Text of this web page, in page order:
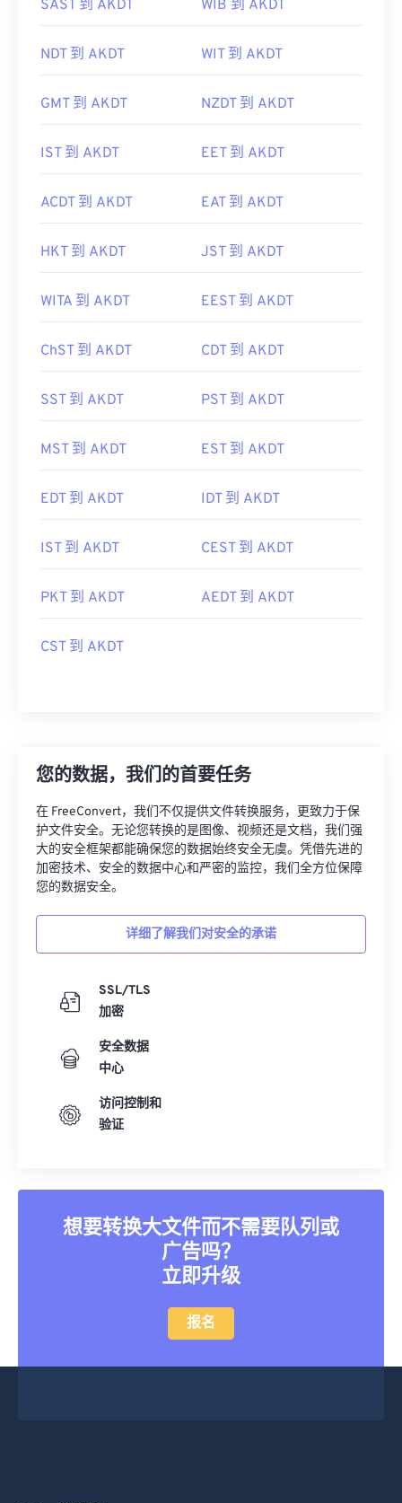
SAST 到 AKDT WIB 到 AKDT
NDT 到 AKDT WIT 到 AKDT
GMT 到 AKDT NZDT 到 AKDT
IST 到 AKDT EET 到 AKDT
ACDT 到 AKDT EAT 到 AKDT
HKT 到 AKDT JST 到 AKDT
WITA 到 AKDT EEST 到 AKDT
ChST 到 AKDT CDT 到 AKDT
SST 到 AKDT PST 到 AKDT
MST 到 AKDT EST 到 AKDT
EDT 到 AKDT IDT 到 AKDT
IST 到 AKDT CEST 到 AKDT
PKT 到 AKDT AEDT 到 AKDT
CST 到 AKDT
您的数据，我们的首要任务
在 FreeConvert，我们不仅提供文件转换服务，更致力于保
护文件安全。无论您转换的是图像、视频还是文档，我们强
大的安全框架都能确保您的数据始终安全无虞。凭借先进的
加密技术、安全的数据中心和严密的监控，我们全方位保障
您的数据安全。
详细了解我们对安全的承诺
SSL/TLS
加密
安全数据
中心
访问控制和
验证
想要转换大文件而不需要队列或
广告吗？
立即升级
报名